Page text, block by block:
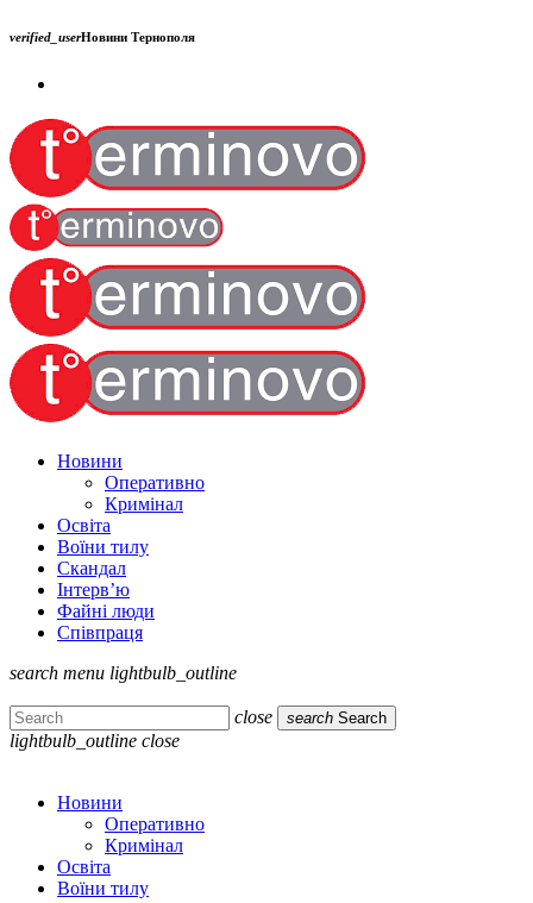
verified_userНовини Тернополя
Новини
Оперативно
Кримінал
Освіта
Воїни тилу
Скандал
Інтерв’ю
Файні люди
Співпраця
search menu lightbulb_outline
close search Search
lightbulb_outline close
Новини
Оперативно
Кримінал
Освіта
Воїни тилу